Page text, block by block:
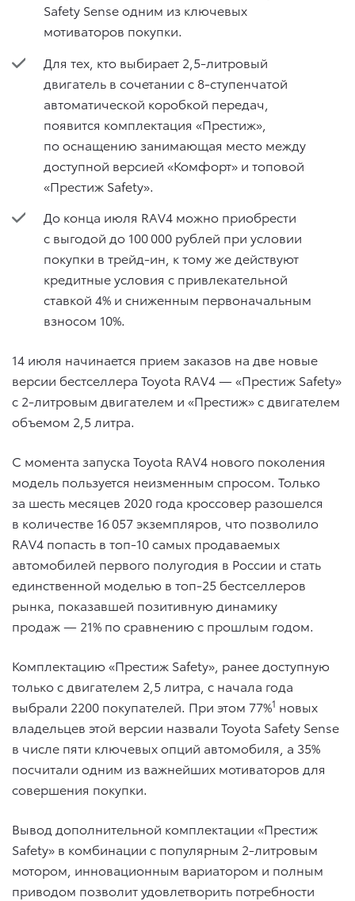
Safety Sense одним из ключевых
мотиваторов покупки.
Для тех, кто выбирает 2,5-литровый
двигатель в сочетании с 8-ступенчатой
автоматической коробкой передач,
появится комплектация «Престиж»,
по оснащению занимающая место между
доступной версией «Комфорт» и топовой
«Престиж Safety».
До конца июля RAV4 можно приобрести
с выгодой до 100 000 рублей при условии
покупки в трейд-ин, к тому же действуют
кредитные условия с привлекательной
ставкой 4% и сниженным первоначальным
взносом 10%.
14 июля начинается прием заказов на две новые
версии бестселлера Toyota RAV4 — «Престиж Safety»
с 2-литровым двигателем и «Престиж» с двигателем
объемом 2,5 литра.
С момента запуска Toyota RAV4 нового поколения
модель пользуется неизменным спросом. Только
за шесть месяцев 2020 года кроссовер разошелся
в количестве 16 057 экземпляров, что позволило
RAV4 попасть в топ-10 самых продаваемых
автомобилей первого полугодия в России и стать
единственной моделью в топ-25 бестселлеров
рынка, показавшей позитивную динамику
продаж — 21% по сравнению с прошлым годом.
Комплектацию «Престиж Safety», ранее доступную
только с двигателем 2,5 литра, с начала года
выбрали 2200 покупателей. При этом 77%1 новых
владельцев этой версии назвали Toyota Safety Sense
в числе пяти ключевых опций автомобиля, а 35%
посчитали одним из важнейших мотиваторов для
совершения покупки.
Вывод дополнительной комплектации «Престиж
Safety» в комбинации с популярным 2-литровым
мотором, инновационным вариатором и полным
приводом позволит удовлетворить потребности